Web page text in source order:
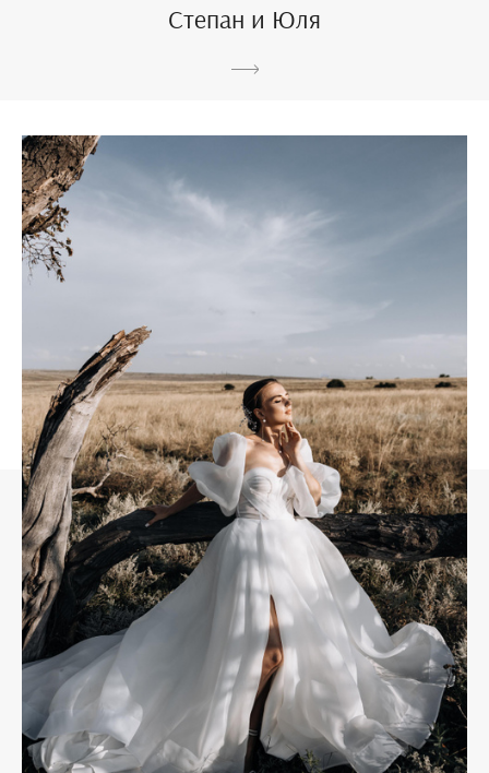
Степан и Юля